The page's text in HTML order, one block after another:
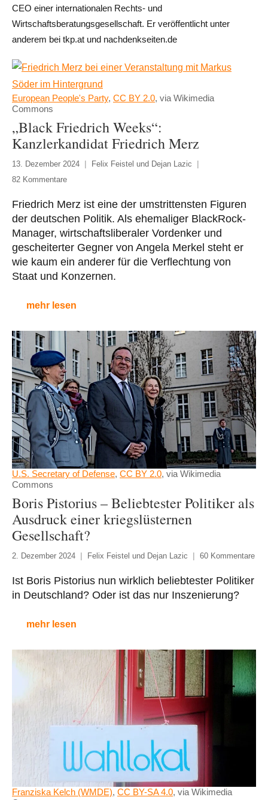
CEO einer internationalen Rechts- und
Wirtschaftsberatungsgesellschaft. Er veröffentlicht unter
anderem bei tkp.at und nachdenkseiten.de
European People's Party, CC BY 2.0, via Wikimedia
Commons
„Black Friedrich Weeks“:
Kanzlerkandidat Friedrich Merz
13. Dezember 2024
Felix Feistel und Dejan Lazic
82 Kommentare
Friedrich Merz ist eine der umstrittensten Figuren
der deutschen Politik. Als ehemaliger BlackRock-
Manager, wirtschaftsliberaler Vordenker und
gescheiterter Gegner von Angela Merkel steht er
wie kaum ein anderer für die Verflechtung von
Staat und Konzernen.
mehr lesen
U.S. Secretary of Defense, CC BY 2.0, via Wikimedia
Commons
Boris Pistorius – Beliebtester Politiker als
Ausdruck einer kriegslüsternen
Gesellschaft?
2. Dezember 2024 Felix Feistel und Dejan Lazic 60 Kommentare
Ist Boris Pistorius nun wirklich beliebtester Politiker
in Deutschland? Oder ist das nur Inszenierung?
mehr lesen
Franziska Kelch (WMDE), CC BY-SA 4.0, via Wikimedia